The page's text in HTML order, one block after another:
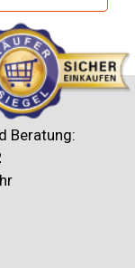
Beratung: